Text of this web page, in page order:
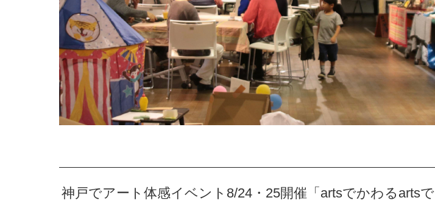
神戸でアート体感イベント8/24・25開催「artsでかわるartsで